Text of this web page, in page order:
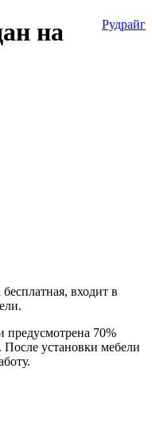
Рудрайг
на
входит в
предусмотрена 70%
После установки мебели